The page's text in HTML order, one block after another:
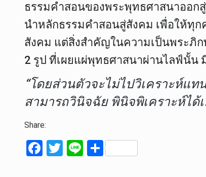
ธรรมคำสอนของพระพุทธศาสนาออก
นำหลักธรรมคำสอนสู่สังคม เพื่อให้ทุก
สังคม แต่สิ่งสำคัญในความเป็นพระภิ
2 รูป ที่เผยแผ่พุทธศาสนาผ่านไลฟ์นั้น
“โดยส่วนตัวจะไม่ไปวิเคราะห์แ
สามารถวินิจฉัย พินิจพิเคราะห์ไ
Share:
F
T
Li S